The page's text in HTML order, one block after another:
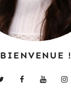
BIENVENUE !